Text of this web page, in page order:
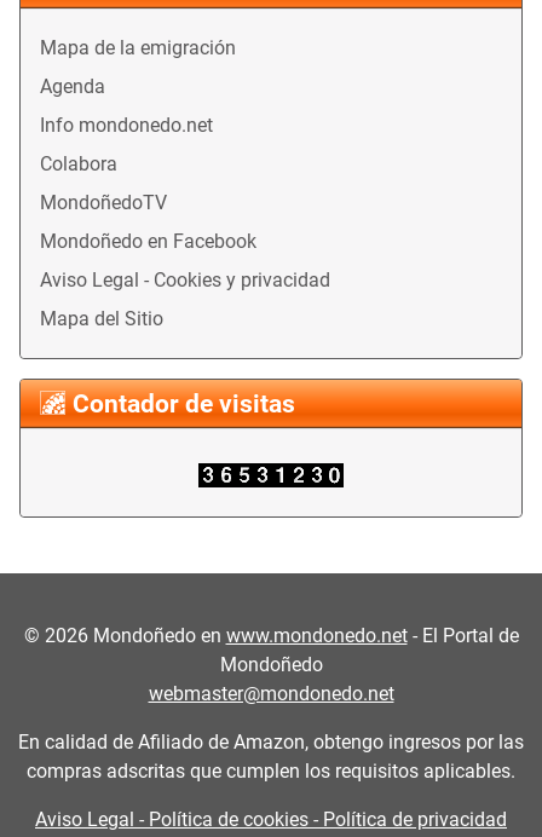
Mapa de la emigración
Agenda
Info mondonedo.net
Colabora
MondoñedoTV
Mondoñedo en Facebook
Aviso Legal - Cookies y privacidad
Mapa del Sitio
Contador de visitas
© 2026Mondoñedo en www.mondonedo.net- El Portal de
Mondoñedo
webmaster@mondonedo.net
En calidad de Afiliado de Amazon, obtengo ingresos por las
compras adscritas que cumplen los requisitos aplicables.
Aviso Legal - Política de cookies - Política de privacidad